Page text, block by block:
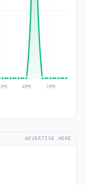
ADVERTISE HERE